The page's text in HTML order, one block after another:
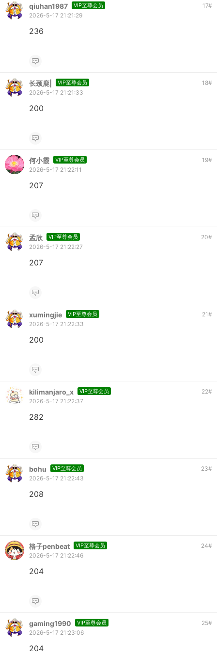
qiuhan1987 VIP至尊会员 17#
2026-5-17 21:21:29
236
长颈鹿| VIP至尊会员 18#
2026-5-17 21:21:33
200
何小霞 VIP至尊会员 19#
2026-5-17 21:22:11
207
孟欣 VIP至尊会员 20#
2026-5-17 21:22:27
207
xumingjie VIP至尊会员 21#
2026-5-17 21:22:33
200
kilimanjaro_x VIP至尊会员 22#
2026-5-17 21:22:37
282
bohu VIP至尊会员 23#
2026-5-17 21:22:43
208
格子penbeat VIP至尊会员 24#
2026-5-17 21:22:46
204
gaming1990 VIP至尊会员 25#
2026-5-17 21:23:06
204